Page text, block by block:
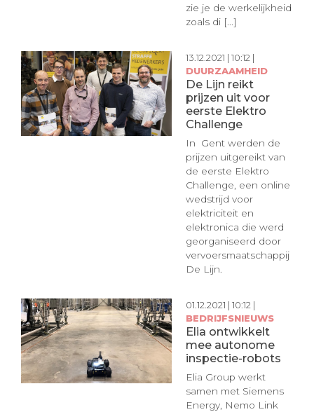
zie je de werkelijkheid
zoals di [...]
13.12.2021 | 10:12 |
DUURZAAMHEID
De Lijn reikt
prijzen uit voor
eerste Elektro
Challenge
In Gent werden de
prijzen uitgereikt van
de eerste Elektro
Challenge, een online
wedstrijd voor
elektriciteit en
elektronica die werd
georganiseerd door
vervoersmaatschappij
De Lijn.
01.12.2021 | 10:12 |
BEDRIJFSNIEUWS
Elia ontwikkelt
mee autonome
inspectie-robots
Elia Group werkt
samen met Siemens
Energy, Nemo Link